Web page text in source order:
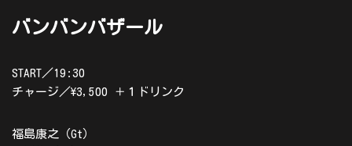
バンバンバザール
START／19:30
チャージ／\3,500 ＋１ドリンク
福島康之（Gt）